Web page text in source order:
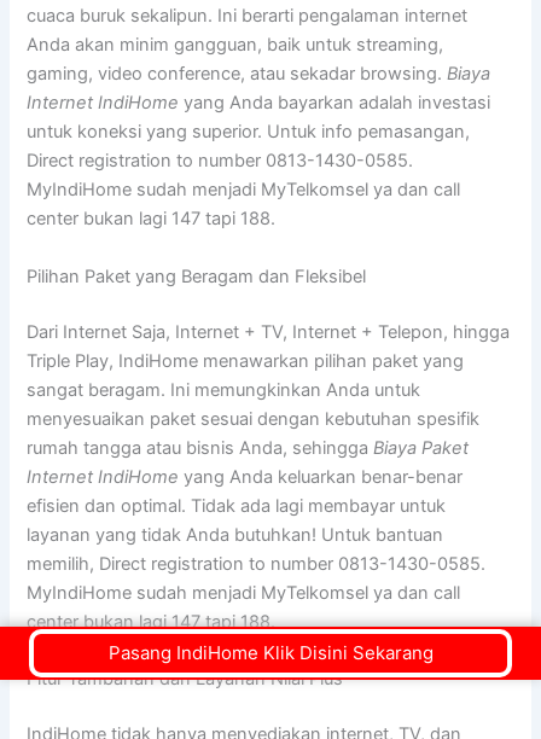
cuaca buruk sekalipun. Ini berarti pengalaman internet
Anda akan minim gangguan, baik untuk streaming,
gaming, video conference, atau sekadar browsing.Biaya
Internet IndiHome yang Anda bayarkan adalah investasi
untuk koneksi yang superior. Untuk info pemasangan,
Direct registration to number 0813-1430-0585.
MyIndiHome sudah menjadi MyTelkomsel ya dan call
center bukan lagi 147 tapi 188.
Pilihan Paket yang Beragam dan Fleksibel
Dari Internet Saja, Internet + TV, Internet + Telepon, hingga
Triple Play, IndiHome menawarkan pilihan paket yang
sangat beragam. Ini memungkinkan Anda untuk
menyesuaikan paket sesuai dengan kebutuhan spesifik
rumah tangga atau bisnis Anda, sehinggaBiaya Paket
Internet IndiHome yang Anda keluarkan benar-benar
efisien dan optimal. Tidak ada lagi membayar untuk
layanan yang tidak Anda butuhkan! Untuk bantuan
memilih, Direct registration to number 0813-1430-0585.
MyIndiHome sudah menjadi MyTelkomsel ya dan call
center bukan lagi 147 tapi 188.
Fitur Tambahan dan Layanan Nilai Plus
IndiHome tidak hanya menyediakan internet, TV, dan
Pasang IndiHome Klik Disini Sekarang